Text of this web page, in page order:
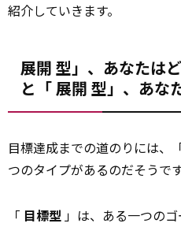
紹介していきます。
展開 型」、あなたは
と「展開 型」、あな
目標達成までの道のりには、
つのタイプがあるのだそうです
「 目標型 」は、ある一つの